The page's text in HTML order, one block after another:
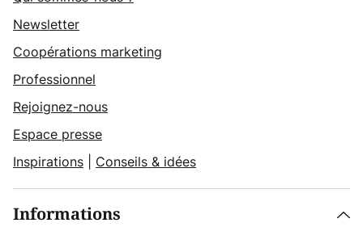
Newsletter
Coopérations marketing
Professionnel
Rejoignez-nous
Espace presse
Inspirations
Conseils & idées
Informations